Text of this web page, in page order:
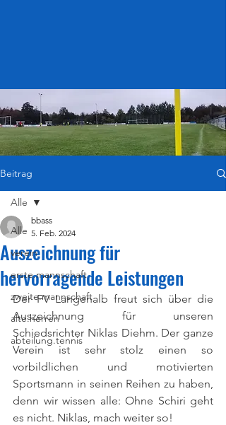
Beitrag
Alle
verein
erste.mannschaft
zweite.mannschaft
alte.herren
abteilung.tennis
Alle
Auszeichnung für
hervorragende Leistungen
bbass
5. Feb. 2024
Der FV Langenalb freut sich über die
Auszeichnung für unseren
Schiedsrichter Niklas Diehm. Der ganze
Verein ist sehr stolz einen so
vorbildlichen und motivierten
Sportsmann in seinen Reihen zu haben,
denn wir wissen alle: Ohne Schiri geht
es nicht. Niklas, mach weiter so!